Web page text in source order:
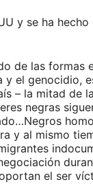
y se ha
de las formas
el genocidio,
– la mitad
negras
y al mismo
el ser